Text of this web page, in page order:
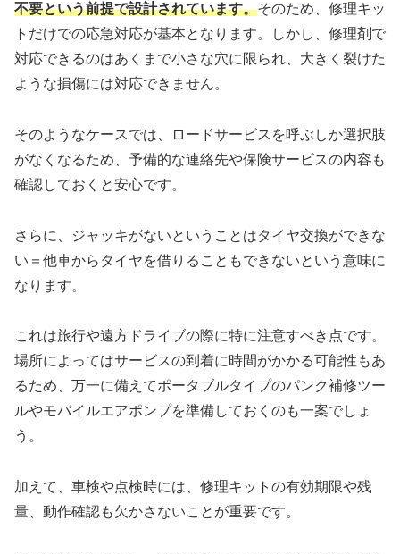
不要という前提で設計されています。そのため、修理キッ
トだけでの応急対応が基本となります。しかし、修理剤で
対応できるのはあくまで小さな穴に限られ、大きく裂けた
ような損傷には対応できません。
そのようなケースでは、ロードサービスを呼ぶしか選択肢
がなくなるため、予備的な連絡先や保険サービスの内容も
確認しておくと安心です。
さらに、ジャッキがないということはタイヤ交換ができな
い＝他車からタイヤを借りることもできないという意味に
なります。
これは旅行や遠方ドライブの際に特に注意すべき点です。
場所によってはサービスの到着に時間がかかる可能性もあ
るため、万一に備えてポータブルタイプのパンク補修ツー
ルやモバイルエアポンプを準備しておくのも一案でしょ
う。
加えて、車検や点検時には、修理キットの有効期限や残
量、動作確認も欠かさないことが重要です。